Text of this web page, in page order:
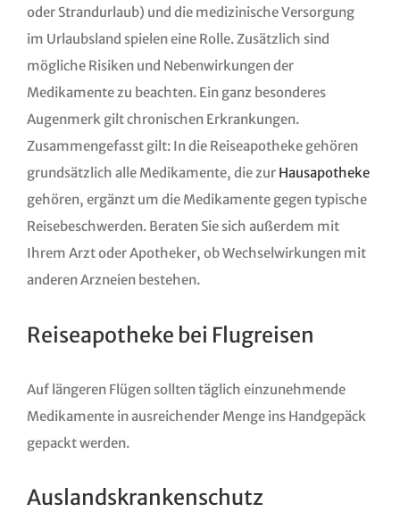
oder Strandurlaub) und die medizinische Versorgung
im Urlaubsland spielen eine Rolle. Zusätzlich sind
mögliche Risiken und Nebenwirkungen der
Medikamente zu beachten. Ein ganz besonderes
Augenmerk gilt chronischen Erkrankungen.
Zusammengefasst gilt: In die Reiseapotheke gehören
grundsätzlich alle Medikamente, die zur Hausapotheke
gehören, ergänzt um die Medikamente gegen typische
Reisebeschwerden. Beraten Sie sich außerdem mit
Ihrem Arzt oder Apotheker, ob Wechselwirkungen mit
anderen Arzneien bestehen.
Reiseapotheke bei Flugreisen
Auf längeren Flügen sollten täglich einzunehmende
Medikamente in ausreichender Menge ins Handgepäck
gepackt werden.
Auslandskrankenschutz